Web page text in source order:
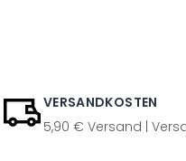
VERSANDKOSTEN
5,90 € Versand |